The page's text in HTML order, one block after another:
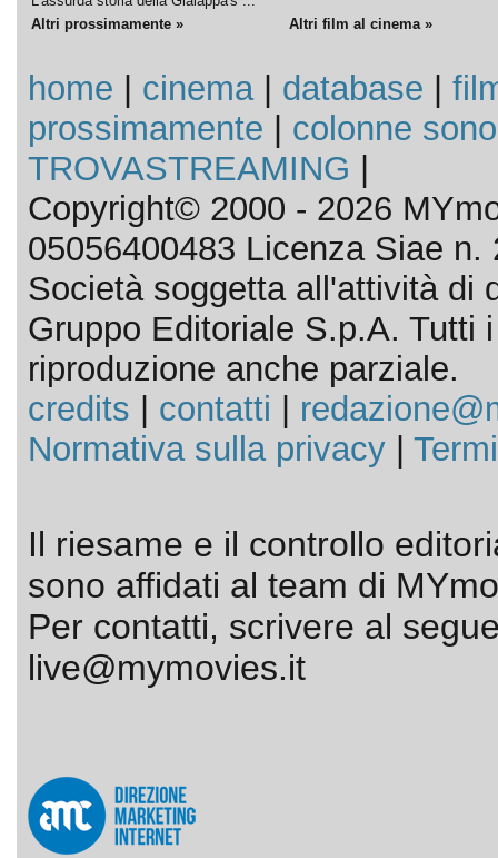
Altri prossimamente » Altri film al cinema »
home cinema| database
prossimamente
colonne
TROVASTREAMING
Copyright© 2000 - 2026
05056400483 Licenza Siae n.
Società soggetta all'attività di
Gruppo Editoriale S.p.A. Tutti
riproduzione anche parziale.
credits
contatti
Normativa sulla privacy|
Il riesame e il controllo
sono affidati al team di
Per contatti, scrivere al
live@mymovies.it